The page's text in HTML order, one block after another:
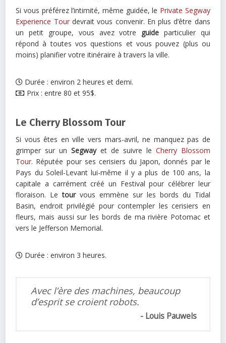
Si vous préférez l’intimité, même guidée, le Private Segway
Experience Tourdevrait vous convenir. En plus d’être dans
un petit groupe, vous avez votre guide particulier qui
répond à toutes vos questions et vous pouvez (plus ou
moins) planifier votre itinéraire à travers la ville.
Durée : environ 2 heures et demi.
Prix : entre 80 et 95$.
Le Cherry Blossom Tour
Si vous êtes en ville vers mars-avril, ne manquez pas de
grimper sur unSegwayet de suivre le Cherry Blossom
Tour. Réputée pour ses cerisiers du Japon, donnés par le
Pays du Soleil-Levant lui-même il y a plus de 100 ans, la
capitale a carrément créé un Festival pour célébrer leur
floraison. Letourvous emmène sur les bords du Tidal
Basin, endroit privilégié pour contempler les cerisiers en
fleurs, mais aussi sur les bords de ma rivière Potomac et
vers le Jefferson Memorial.
Durée : environ 3 heures.
Avec l’ère des machines, beaucoup
d’esprit se croient robots.
Louis Pauwels